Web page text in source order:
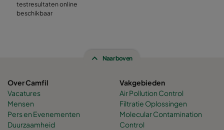
testresultaten online
beschikbaar
Naar boven
Over Camfil
Vacatures
Mensen
Pers en Evenementen
Duurzaamheid
Vakgebieden
Air Pollution Control
Filtratie Oplossingen
Molecular Contamination
Control